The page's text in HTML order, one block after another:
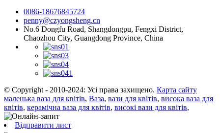
0086-18676845724
penny@czyongsheng.cn
No.6 Dongfu Road, Shangdongpu, Fengxi District,
Chaozhou City, Guangdong Province, China
© Copyright - 2010-2024: Усі права захищено. Карта сайту
маленька ваза для квітів, Ваза, вази для квітів, висока ваза для
квітів, керамічна ваза для квітів, високі вази для квітів,
Відправити лист